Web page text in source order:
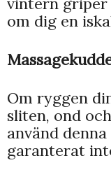
om dig en
Om ryggen
sliten, ond
använd
garanterat